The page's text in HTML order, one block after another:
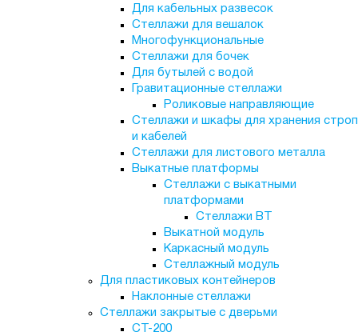
Для кабельных развесок
Стеллажи для вешалок
Многофункциональные
Стеллажи для бочек
Для бутылей с водой
Гравитационные стеллажи
Роликовые направляющие
Стеллажи и шкафы для хранения строп
и кабелей
Стеллажи для листового металла
Выкатные платформы
Стеллажи с выкатными
платформами
Стеллажи ВТ
Выкатной модуль
Каркасный модуль
Стеллажный модуль
Для пластиковых контейнеров
Наклонные стеллажи
Стеллажи закрытые с дверьми
СТ-200